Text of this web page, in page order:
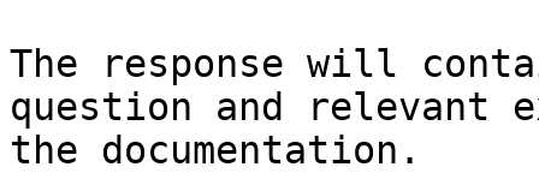
The response will
question and relevant
the documentation.